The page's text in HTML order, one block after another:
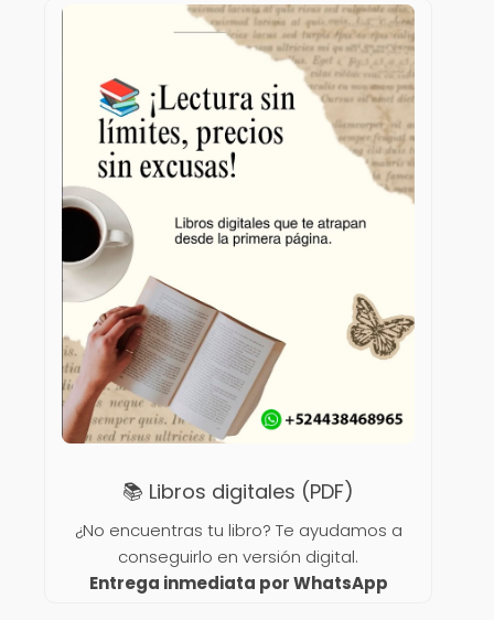
📚 Libros digitales (PDF)
¿No encuentras tu libro? Te ayudamos a
conseguirlo en versión digital.
Entrega inmediata por WhatsApp